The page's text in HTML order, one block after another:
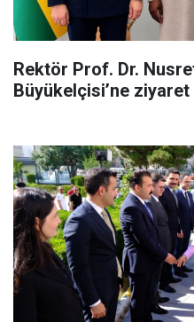
Rektör Prof. Dr.
Büyükelçisi’ne ziyaret